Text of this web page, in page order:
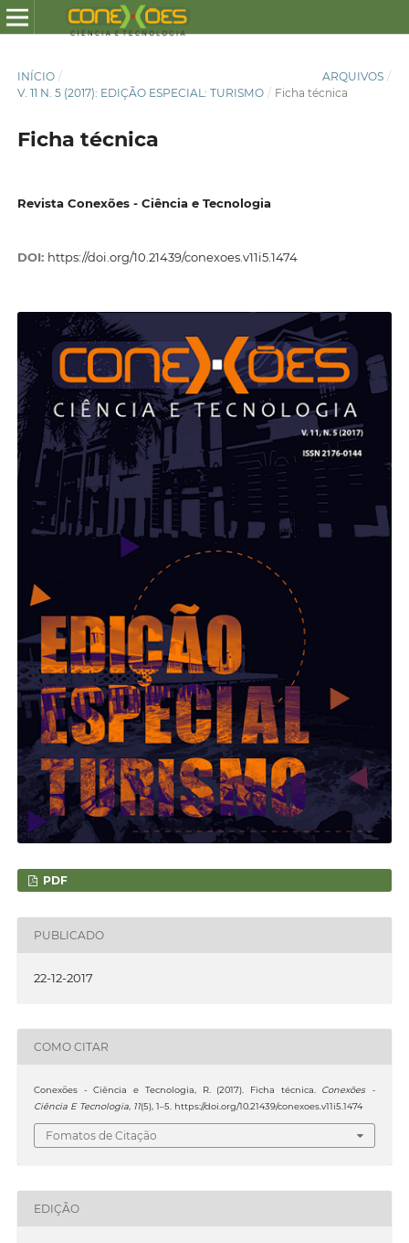
INÍCIO / ARQUIVOS /
V. 11 N. 5 (2017): EDIÇÃO ESPECIAL: TURISMO / Ficha técnica
Ficha técnica
Revista Conexões - Ciência e Tecnologia
DOI: https://doi.org/10.21439/conexoes.v11i5.1474
PDF
PUBLICADO
22-12-2017
COMO CITAR
Conexões - Ciência e Tecnologia, R. (2017). Ficha técnica. Conexões -
Ciência E Tecnologia, 11(5), 1–5. https://doi.org/10.21439/conexoes.v11i5.1474
Fomatos de Citação
EDIÇÃO